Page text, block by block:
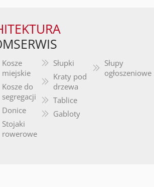
Kosze
miejskie
Kosze do
segregacji
Donice
Stojaki
rowerowe
Słupki
Kraty pod
drzewa
Tablice
Gabloty
Słupy
ogłoszeniowe